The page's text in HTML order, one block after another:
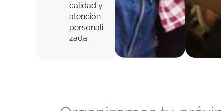
calidad y
atención
personali
zada.